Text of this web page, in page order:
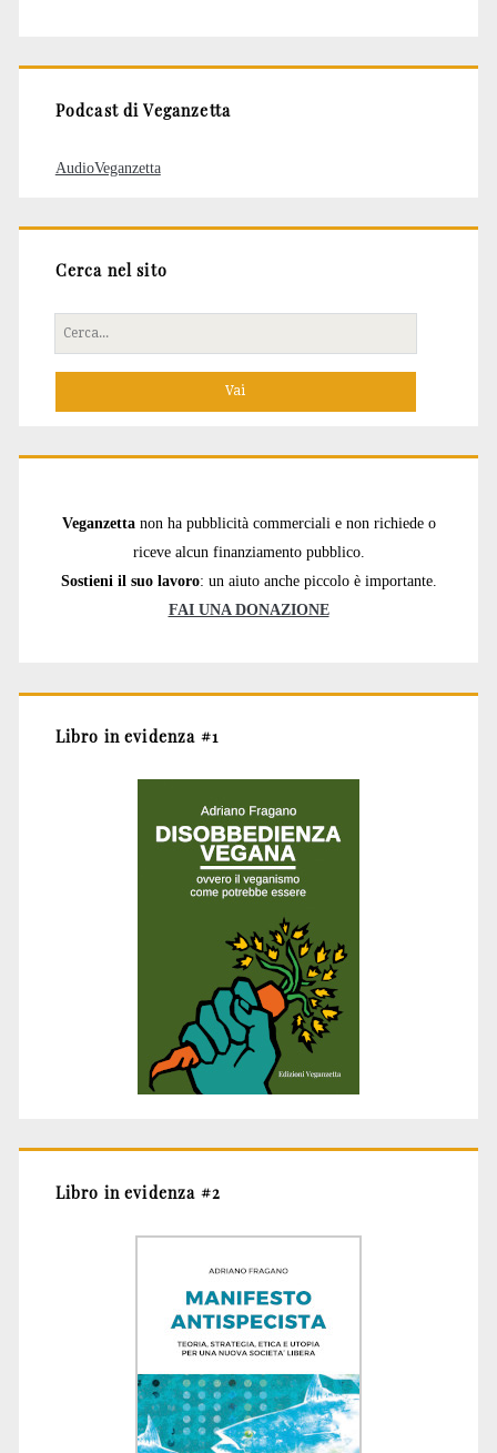
Podcast di Veganzetta
AudioVeganzetta
Cerca nel sito
Cerca
per:
Veganzetta non ha pubblicità commerciali e non richiede o
riceve alcun finanziamento pubblico.
Sostieni il suo lavoro: un aiuto anche piccolo è importante.
FAI UNA DONAZIONE
Libro in evidenza #1
Libro in evidenza #2